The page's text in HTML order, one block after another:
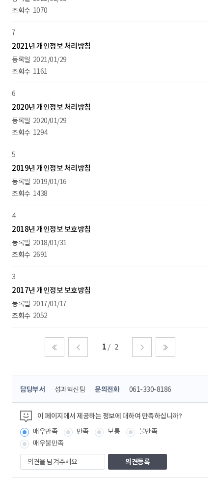
1070
7
2021년 개인정보 처리방침
2021/01/29
1161
6
2020년 개인정보 처리방침
2020/01/29
1294
5
2019년 개인정보 처리방침
2019/01/16
1438
4
2018년 개인정보 보호방침
2018/01/31
2691
3
2017년 개인정보 보호방침
2017/01/17
2052
1 2
콘
츠
정
보
책
임
자
담당부서 성과혁신팀 문의전화 061-330-8186
이 페이지에서 제공하는 정보에 대하여 만족하십니까?
매우만족
만족 보통
불만족
매우불만족
의
견
을